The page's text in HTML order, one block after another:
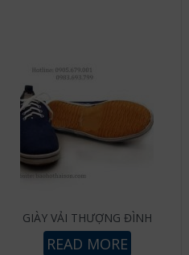
GIÀY VẢI THƯỢNG ĐÌNH
READ MORE